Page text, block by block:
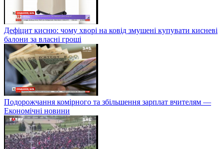
Дефіцит кисню: чому хворі на ковід змушені купувати кисневі
балони за власні гроші
Подорожчання комірного та збільшення зарплат вчителям —
Економічні новини